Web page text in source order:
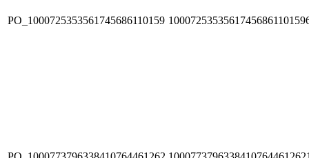
PO_1000725353561745686110159